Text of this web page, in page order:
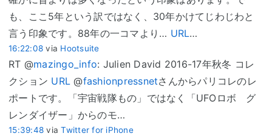
も、ここ5年という訳ではなく、30年かけてじわじわと
言う印象です。88年の一コマより… URL…
16:22:08 via Hootsuite
RT @mazingo_info: Julien David 2016-17年秋冬 コレ
クション URL @fashionpressnetさんからパリコレのレ
ポートです。「宇宙戦隊もの」ではなく「UFOロボ グ
レンダイザー」からのモ…
15:39:48 viaTwitter for iPhone